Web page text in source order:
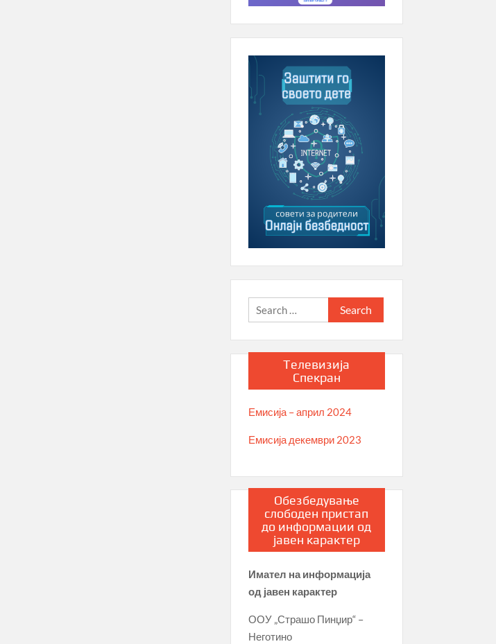
Search
for:
Телевизија
Спекран
Емисија – април 2024
Емисија декември 2023
Обезбедување
слободен пристап
до информации од
јавен карактер
Имател на информација
од јавен карактер
ООУ „Страшо Пинџир“ –
Неготино